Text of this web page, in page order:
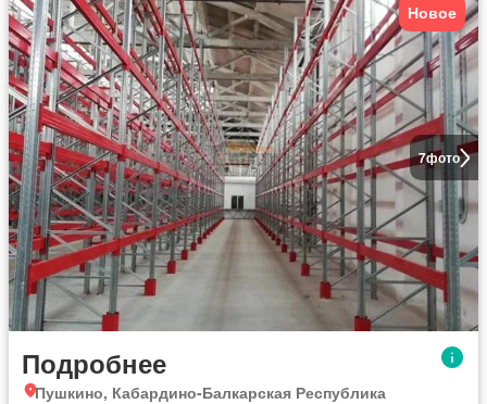
7фото
Новое
Подробнее
Пушкино, Кабардино-Балкарская Республика